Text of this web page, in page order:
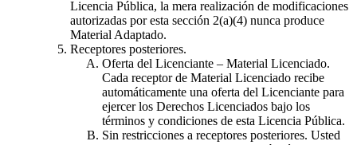
Licencia Pública, la mera realización de modificaciones
autorizadas por esta sección 2(a)(4) nunca produce
Material Adaptado.
Receptores posteriores.
Oferta del Licenciante – Material Licenciado.
Cada receptor de Material Licenciado recibe
automáticamente una oferta del Licenciante para
ejercer los Derechos Licenciados bajo los
términos y condiciones de esta Licencia Pública.
Sin restricciones a receptores posteriores. Usted